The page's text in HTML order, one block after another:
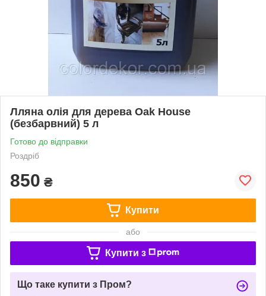
Лляна олія для дерева Oak House
(безбарвний) 5 л
Готово до відправки
Роздріб
850 ₴
Купити
або
Купити з
Що таке купити з Пром?